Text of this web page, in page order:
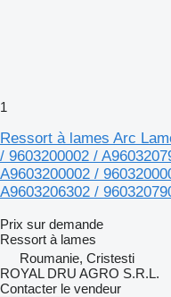
1
Ressort à lames Arc
/ 9603200002 /
A9603200002 /
A9603206302 /
Prix sur demande
Ressort à lames
Roumanie, Cristesti
ROYAL DRU AGRO S.R.L.
Contacter le vendeur